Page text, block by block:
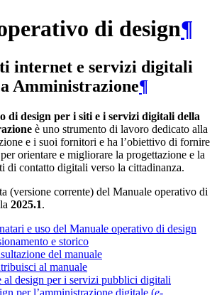
di design¶
internet e servizi digitali
Amministrazione¶
di design per i siti e i servizi digitali della
è uno strumento di lavoro dedicato alla
e i suoi fornitori e ha l’obiettivo di fornire
orientare e migliorare la progettazione e la
di contatto digitali verso la cittadinanza.
(versione corrente) del Manuale operativo di
2025.1.
e uso del Manuale operativo di design
e storico
del manuale
al manuale
al design per i servizi pubblici digitali
per l’amministrazione digitale (e-